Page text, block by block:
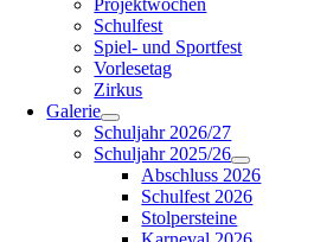
Projektwochen
Schulfest
Spiel- und Sportfest
Vorlesetag
Zirkus
Galerie
Schuljahr 2026/27
Schuljahr 2025/26
Abschluss 2026
Schulfest 2026
Stolpersteine